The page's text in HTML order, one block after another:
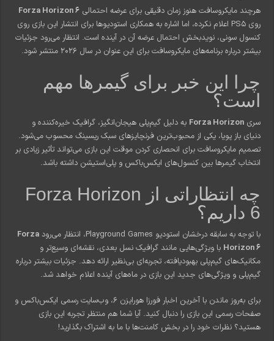
هرچند مایکروسافت هنوز زمان دقیقی برای عرضه احتمالیForza Horizon 6
روی PS5 اعلام نکرده، اما اشاره به همکاری استودیوها برای انتشار این بازی روی
کنسول سونی، نویدبخش احتمال عرضه آن در آینده است. انتظار می‌رود جزئیات
بیشتر درباره برنامه‌های مایکروسافت برای این عنوان در سال ۲۰۲۶ منتشر شود.
چرا این خبر برای گیمرها مهم
است؟
سریForza Horizon به دلیل گیم‌پلی هیجان‌انگیز، گرافیک خیره‌کننده و
دنیای باز پویا، یکی از محبوب‌ترین فرنچایزهای سبک ریسینگ محسوب می‌شود.
تصمیم مایکروسافت برای انحصاری کردن موقت این بازی می‌تواند تأثیر زیادی بر
انتخاب گیمرها بین کنسول‌های ایکس‌باکس و پلی‌استیشن داشته باشد.
چه انتظاراتی از Forza Horizon
6 داریم؟
با توجه به سابقه درخشان استودیو Playground Games، انتظار می‌رود
Forza
Horizon 6 با ویژگی‌هایی مانند گرافیک نسل بعدی، نقشه‌ای وسیع‌تر و
مکانیک‌های گیم‌پلی بهبودیافته، تجربه‌ای بی‌نظیر ارائه دهد. جزئیات بیشتر درباره
گیم‌پلی و ویژگی‌های جدید این بازی در ماه‌های آینده اعلام خواهد شد.
برای به‌روز ماندن با آخرین اخبار فورزا هورایزن ۶، وب‌سایت رسمی ایکس‌باکس و
صفحات رسمی این بازی را دنبال کنید. آیا شما هم منتظر تجربه این بازی
هستید؟ نظرات خود را در بخش کامنت‌ها با ما به اشتراک بگذارید!